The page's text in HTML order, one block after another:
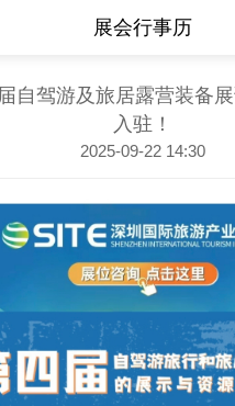
展会行事历
自驾游及旅居露营装备
入驻！
2025-09-22 14:30